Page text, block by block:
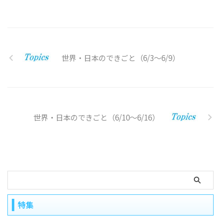
世界・日本のできごと（6/3～6/9）
世界・日本のできごと（6/10〜6/16）
特集